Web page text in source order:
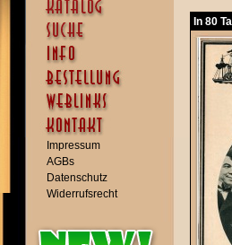
Impressum
AGBs
Datenschutz
Widerrufsrecht
In 80